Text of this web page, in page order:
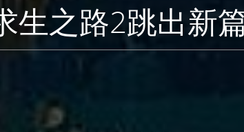
生之路2跳出新